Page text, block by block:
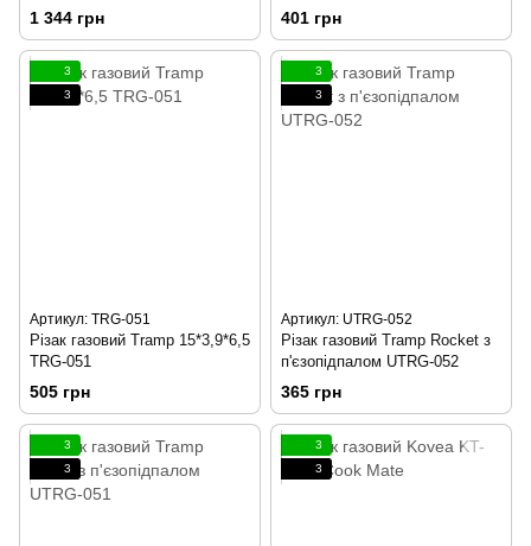
1 344 грн 401 грн
3
3
Артикул: TRG-051
Різак газовий Tramp 15*3,9*6,5
TRG-051
505 грн
3
3
Артикул: UTRG-052
Різак газовий Tramp Rocket з
п'єзопідпалом UTRG-052
365 грн
3
3
3
3